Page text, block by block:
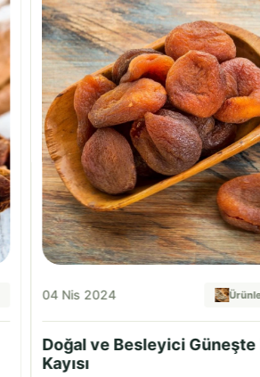
04 Nis 2024
Doğal ve Besleyici
Kayısı